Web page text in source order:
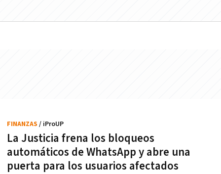
La Justicia frena los bloqueos
automáticos de WhatsApp y abre una
puerta para los usuarios afectados
FINANZAS / iProUP